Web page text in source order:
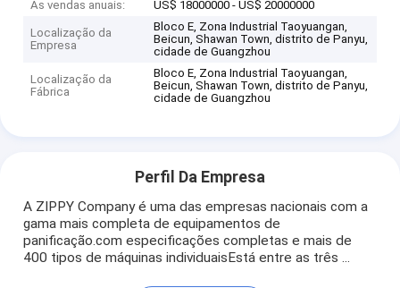
As vendas anuais:
US$ 18000000 - US$ 20000000
Localização da
Empresa
Bloco E, Zona Industrial Taoyuangan,
Beicun, Shawan Town, distrito de Panyu,
cidade de Guangzhou
Localização da
Fábrica
Bloco E, Zona Industrial Taoyuangan,
Beicun, Shawan Town, distrito de Panyu,
cidade de Guangzhou
Perfil Da Empresa
A ZIPPY Company é uma das empresas nacionais com a
gama mais completa de equipamentos de
panificação.com especificações completas e mais de
400 tipos de máquinas individuaisEstá entre as três ...